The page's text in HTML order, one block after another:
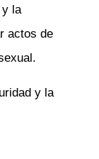
y la
actos de
y la